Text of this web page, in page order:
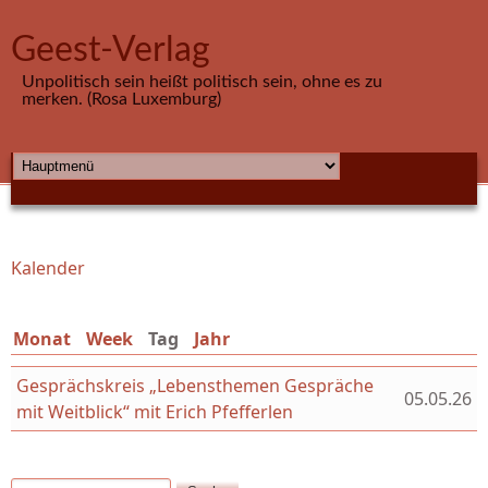
Geest-Verlag
Unpolitisch sein heißt politisch sein, ohne es zu
merken. (Rosa Luxemburg)
HAUPTMENÜ
Sie sind hier
Kalender
Monat Week Tag (aktiver Reiter)
Jahr
Gesprächskreis „Lebensthemen Gespräche
mit Weitblick“ mit Erich Pfefferlen
05.05.26